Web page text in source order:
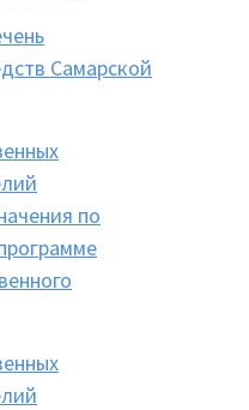
Самарской
по